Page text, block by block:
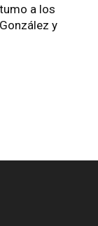
a los
y